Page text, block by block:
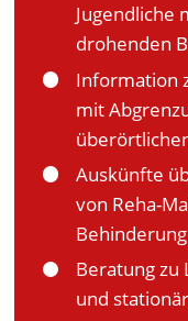
Jugendliche
drohenden
Information
mit
Auskünfte
von Reha-
Behinderung
Beratung zu
und